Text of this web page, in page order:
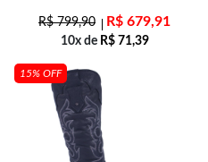
R$799,90 R$ 679,91
10x de R$71,39
15% OFF